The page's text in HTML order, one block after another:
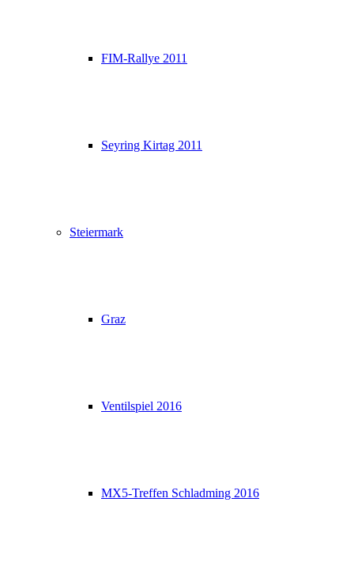
FIM-Rallye 2011
Seyring Kirtag 2011
Steiermark
Graz
Ventilspiel 2016
MX5-Treffen Schladming 2016